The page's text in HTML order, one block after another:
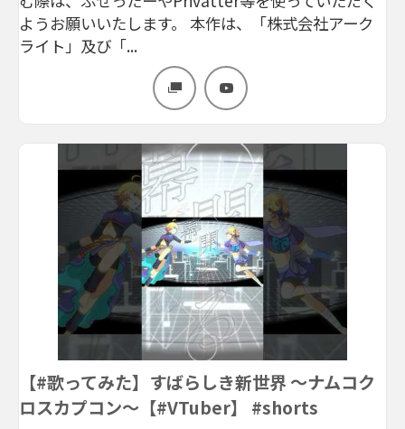
ようお願いいたします。 本作は、「株式会社アーク
ライト」及び「...
【#歌ってみた】すばらしき新世界 〜ナムコク
ロスカプコン〜【#VTuber】 #shorts